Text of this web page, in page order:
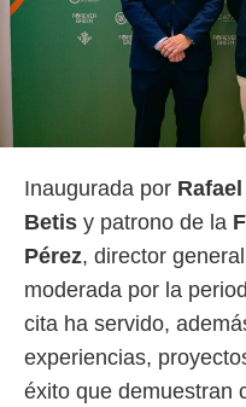
Inaugurada por
Betis y patrono de la
Pérez, director
moderada por la
cita ha servido,
experiencias,
éxito que demuestran